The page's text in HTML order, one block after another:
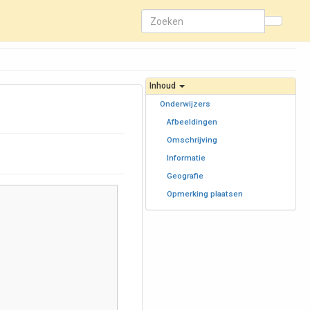
Inhoud
Onderwijzers
Afbeeldingen
Omschrijving
Informatie
Geografie
Opmerking plaatsen